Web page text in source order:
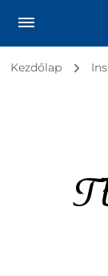
Kezdőlap